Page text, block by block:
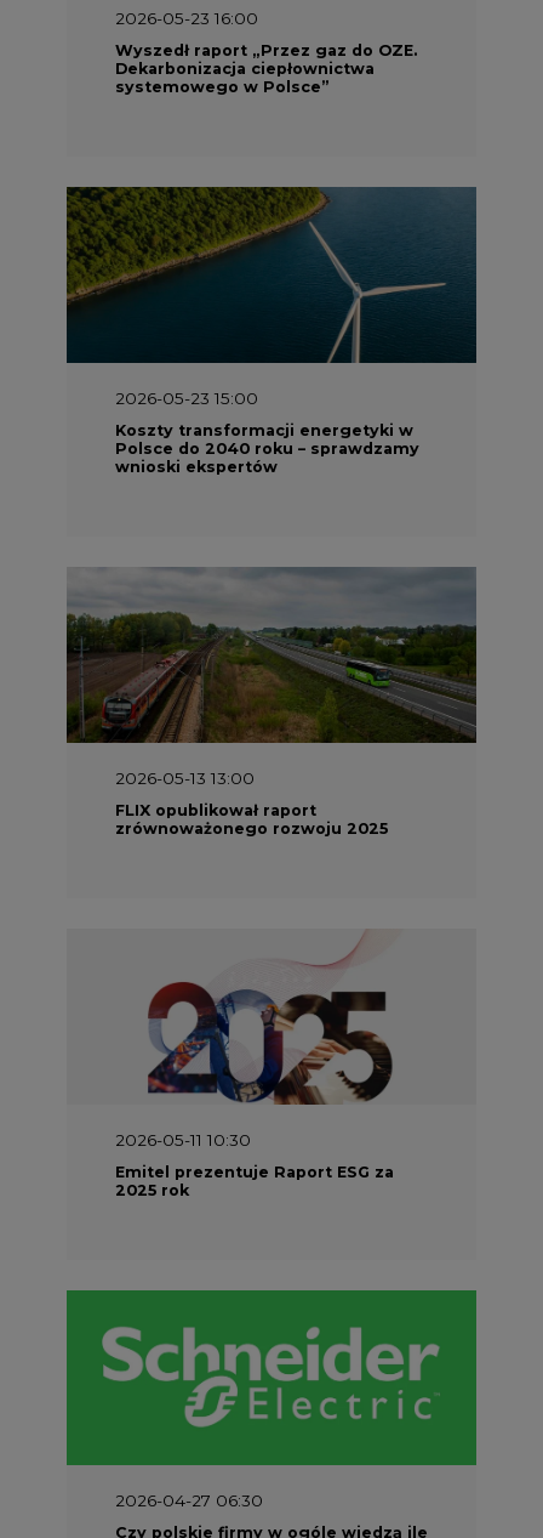
Koszty transformacji energetyki w
Polsce do 2040 roku – sprawdzamy
wnioski ekspertów
2026-05-13 13:00
FLIX opublikował raport
zrównoważonego rozwoju 2025
2026-05-11 10:30
Emitel prezentuje Raport ESG za
2025 rok
2026-04-27 06:30
Electric